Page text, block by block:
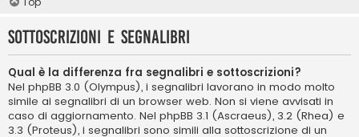
Sottoscrizioni e segnalibri
Qual è la differenza fra segnalibri e sottoscrizioni?
Nel phpBB 3.0 (Olympus), i segnalibri lavorano in modo molto
simile ai segnalibri di un browser web. Non si viene avvisati in
caso di aggiornamento. Nel phpBB 3.1 (Ascraeus), 3.2 (Rhea) e
3.3 (Proteus), i segnalibri sono simili alla sottoscrizione di un